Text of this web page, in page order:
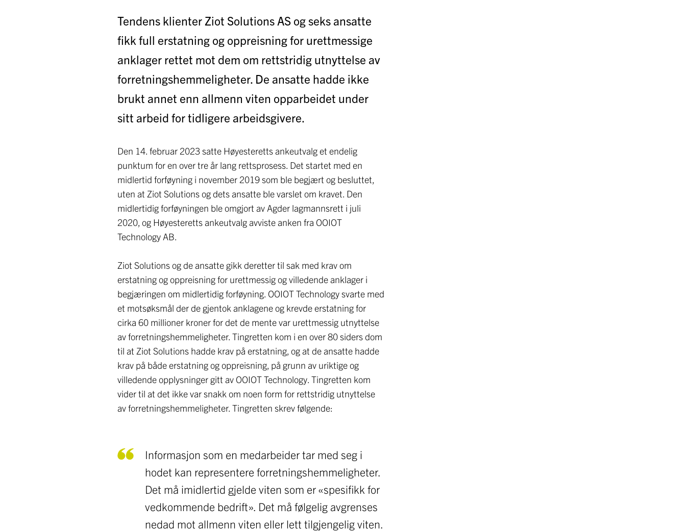
Tendens klienter Ziot Solutions AS og seks ansatte
fikk full erstatning og oppreisning for urettmessige
anklager rettet mot dem om rettstridig utnyttelse av
forretningshemmeligheter. De ansatte hadde ikke
brukt annet enn allmenn viten opparbeidet under
sitt arbeid for tidligere arbeidsgivere.
Den 14. februar 2023 satte Høyesteretts ankeutvalg et endelig
punktum for en over tre år lang rettsprosess. Det startet med en
midlertid forføyning i november 2019 som ble begjært og besluttet,
uten at Ziot Solutions og dets ansatte ble varslet om kravet. Den
midlertidig forføyningen ble omgjort av Agder lagmannsrett i juli
2020, og Høyesteretts ankeutvalg avviste anken fra OOIOT
Technology AB.
Ziot Solutions og de ansatte gikk deretter til sak med krav om
erstatning og oppreisning for urettmessig og villedende anklager i
begjæringen om midlertidig forføyning. OOIOT Technology svarte med
et motsøksmål der de gjentok anklagene og krevde erstatning for
cirka 60 millioner kroner for det de mente var urettmessig utnyttelse
av forretningshemmeligheter. Tingretten kom i en over 80 siders dom
til at Ziot Solutions hadde krav på erstatning, og at de ansatte hadde
krav på både erstatning og oppreisning, på grunn av uriktige og
villedende opplysninger gitt av OOIOT Technology. Tingretten kom
vider til at det ikke var snakk om noen form for rettstridig utnyttelse
av forretningshemmeligheter. Tingretten skrev følgende:
Informasjon som en medarbeider tar med seg i
hodet kan representere forretningshemmeligheter.
Det må imidlertid gjelde viten som er «spesifikk for
vedkommende bedrift». Det må følgelig avgrenses
nedad mot allmenn viten eller lett tilgjengelig viten.